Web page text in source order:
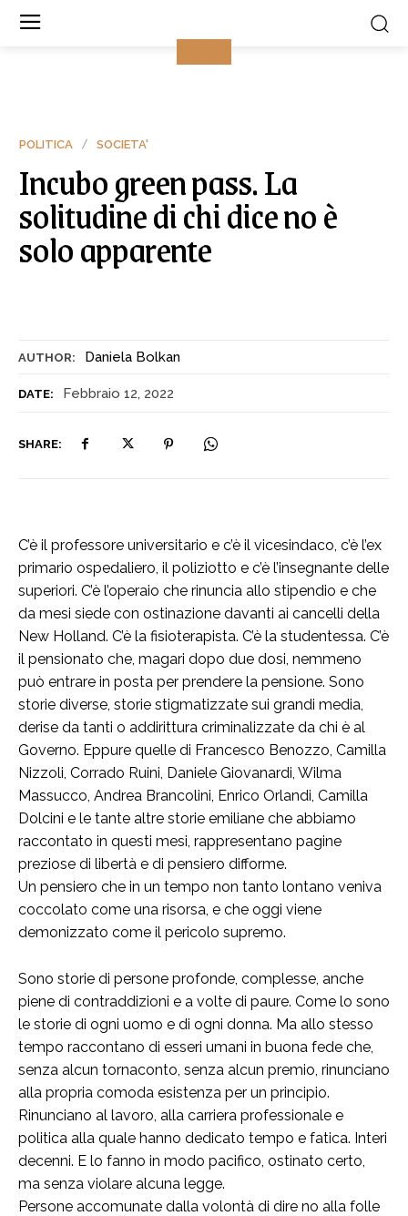
AUTHOR: Daniela Bolkan
DATE: Febbraio 12, 2022
SHARE:
POLITICA SOCIETA'
Incubo green pass. La
solitudine di chi dice no è
solo apparente
C’è il professore universitario e c’è il vicesindaco, c’è l’ex
primario ospedaliero, il poliziotto e c’è l’insegnante delle
superiori. C’è l’operaio che rinuncia allo stipendio e che
da mesi siede con ostinazione davanti ai cancelli della
New Holland. C’è la fisioterapista. C’è la studentessa. C’è
il pensionato che, magari dopo due dosi, nemmeno
può entrare in posta per prendere la pensione. Sono
storie diverse, storie stigmatizzate sui grandi media,
derise da tanti o addirittura criminalizzate da chi è al
Governo. Eppure quelle di Francesco Benozzo, Camilla
Nizzoli, Corrado Ruini, Daniele Giovanardi, Wilma
Massucco, Andrea Brancolini, Enrico Orlandi, Camilla
Dolcini e le tante altre storie emiliane che abbiamo
raccontato in questi mesi, rappresentano pagine
preziose di libertà e di pensiero difforme.
Un pensiero che in un tempo non tanto lontano veniva
coccolato come una risorsa, e che oggi viene
demonizzato come il pericolo supremo.
Sono storie di persone profonde, complesse, anche
piene di contraddizioni e a volte di paure. Come lo sono
le storie di ogni uomo e di ogni donna. Ma allo stesso
tempo raccontano di esseri umani in buona fede che,
senza alcun tornaconto, senza alcun premio, rinunciano
alla propria comoda esistenza per un principio.
Rinunciano al lavoro, alla carriera professionale e
politica alla quale hanno dedicato tempo e fatica. Interi
decenni. E lo fanno in modo pacifico, ostinato certo,
ma senza violare alcuna legge.
Persone accomunate dalla volontà di dire no alla folle